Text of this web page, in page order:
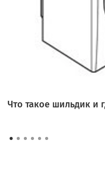
Что такое шильдик и